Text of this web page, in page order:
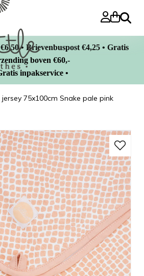
Zoeken
• Brievenbuspost €4,25 • Gratis
boven €60,-
inpakservice •
jersey 75x100cm Snake pale pink